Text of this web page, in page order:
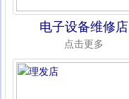
电子设备维修店
点击更多